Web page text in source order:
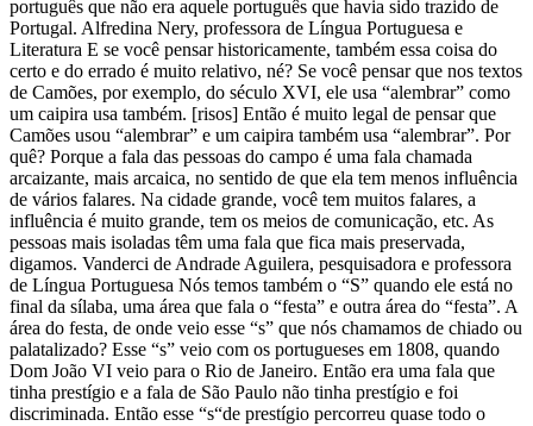
português que não era aquele português que havia sido trazido de
Portugal. Alfredina Nery, professora de Língua Portuguesa e
Literatura E se você pensar historicamente, também essa coisa do
certo e do errado é muito relativo, né? Se você pensar que nos textos
de Camões, por exemplo, do século XVI, ele usa “alembrar” como
um caipira usa também. [risos] Então é muito legal de pensar que
Camões usou “alembrar” e um caipira também usa “alembrar”. Por
quê? Porque a fala das pessoas do campo é uma fala chamada
arcaizante, mais arcaica, no sentido de que ela tem menos influência
de vários falares. Na cidade grande, você tem muitos falares, a
influência é muito grande, tem os meios de comunicação, etc. As
pessoas mais isoladas têm uma fala que fica mais preservada,
digamos. Vanderci de Andrade Aguilera, pesquisadora e professora
de Língua Portuguesa Nós temos também o “S” quando ele está no
final da sílaba, uma área que fala o “festa” e outra área do “festa”. A
área do festa, de onde veio esse “s” que nós chamamos de chiado ou
palatalizado? Esse “s” veio com os portugueses em 1808, quando
Dom João VI veio para o Rio de Janeiro. Então era uma fala que
tinha prestígio e a fala de São Paulo não tinha prestígio e foi
discriminada. Então esse “s“de prestígio percorreu quase todo o